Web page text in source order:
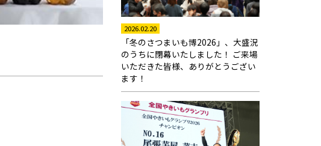
2026.02.20
「冬のさつまいも博2026」、大盛況
のうちに閉幕いたしました！ ご来場
いただきた皆様、ありがとうござい
ます！